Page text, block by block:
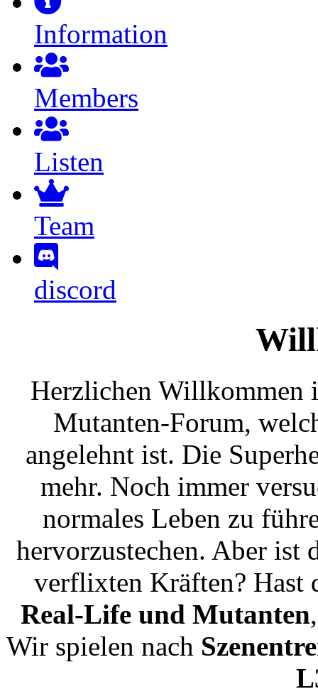
Information
Members
Listen
Team
discord
Herzlichen Willkommen
Mutanten-Forum,
angelehnt ist. Die
mehr. Noch immer
normales Leben zu
hervorzustechen. Aber
verflixten Kräften? Hast
Real-Life und Mutanten
Wir spielen nach